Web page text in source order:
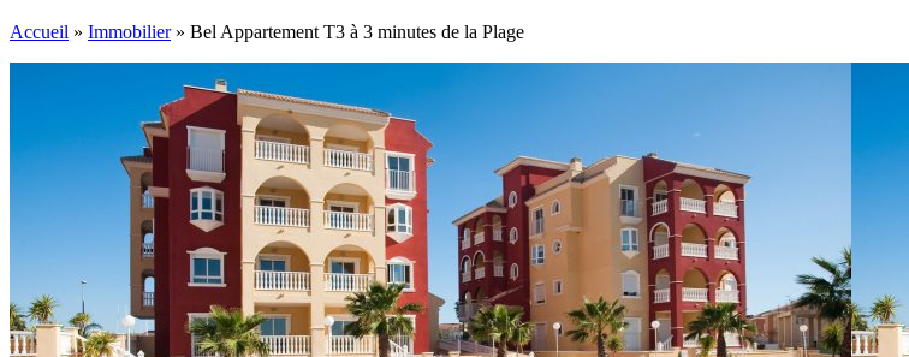
Accueil » Immobilier» Bel Appartement T3 à 3 minutes de la Plage